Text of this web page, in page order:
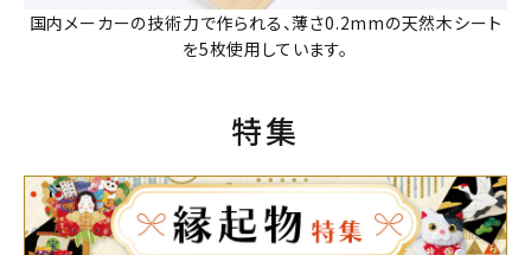
国内メーカーの技術力で作られる、薄さ0.2mmの天然木シート
を5枚使用しています。
特集